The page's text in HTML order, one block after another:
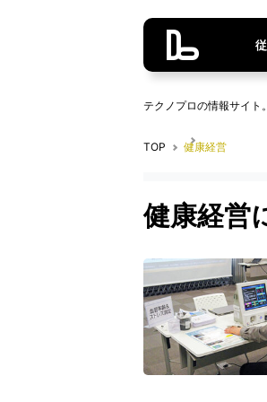
テクノプロの情報サイト
TOP 健康経営
健康経営